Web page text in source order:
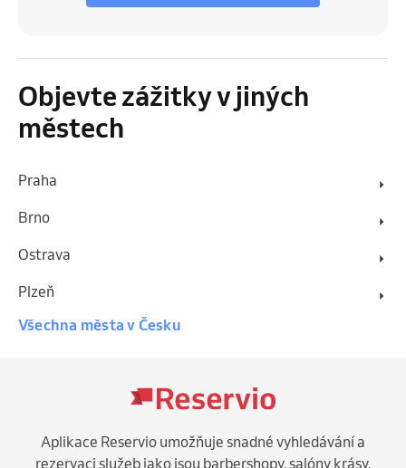
Objevte zážitky v jiných
městech
Praha
Brno
Ostrava
Plzeň
Všechna města v Česku
Aplikace Reservio umožňuje snadné vyhledávání a
rezervaci služeb jako jsou barbershopy, salóny krásy,